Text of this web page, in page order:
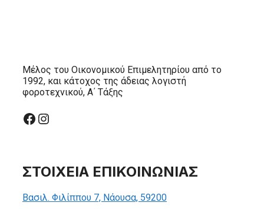
Μέλος του Οικονομικού Επιμελητηρίου από το
1992, και κάτοχος της άδειας λογιστή
φοροτεχνικού, Α΄ Τάξης
Facebook
Instagram
ΣΤΟΙΧΕΙΑ ΕΠΙΚΟΙΝΩΝΙΑΣ
Βασιλ. Φιλίππου 7, Νάουσα, 59200